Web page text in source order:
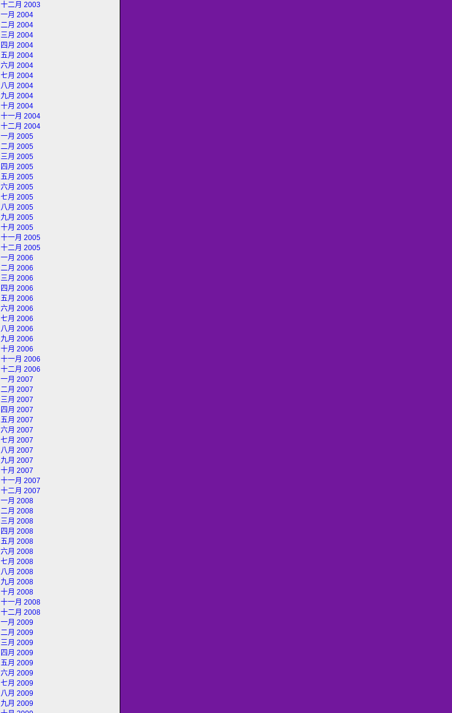
十二月 2003
一月 2004
二月 2004
三月 2004
四月 2004
五月 2004
六月 2004
七月 2004
八月 2004
九月 2004
十月 2004
十一月 2004
十二月 2004
一月 2005
二月 2005
三月 2005
四月 2005
五月 2005
六月 2005
七月 2005
八月 2005
九月 2005
十月 2005
十一月 2005
十二月 2005
一月 2006
二月 2006
三月 2006
四月 2006
五月 2006
六月 2006
七月 2006
八月 2006
九月 2006
十月 2006
十一月 2006
十二月 2006
一月 2007
二月 2007
三月 2007
四月 2007
五月 2007
六月 2007
七月 2007
八月 2007
九月 2007
十月 2007
十一月 2007
十二月 2007
一月 2008
二月 2008
三月 2008
四月 2008
五月 2008
六月 2008
七月 2008
八月 2008
九月 2008
十月 2008
十一月 2008
十二月 2008
一月 2009
二月 2009
三月 2009
四月 2009
五月 2009
六月 2009
七月 2009
八月 2009
九月 2009